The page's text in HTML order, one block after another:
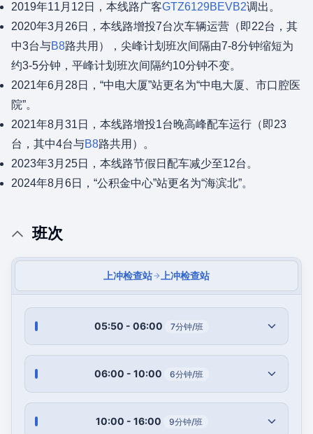
2019年11月12日，本线路广客GTZ6129BEVB2调出。
2020年3月26日，本线路增投7台次车辆运营（即22台，其
中3台与B8路共用），尖峰计划班次间隔由7-8分钟缩短为
约3-5分钟，平峰计划班次间隔约10分钟不变。
2021年6月28日，“中电大厦”站更名为“中电大厦、市口腔医
院”。
2021年8月31日，本线路增投1台晚高峰配车运行（即23
台，其中4台与B8路共用）。
2023年3月25日，本线路节假日配车减少至12台。
2024年8月6日，“公积金中心”站更名为“海滨北”。
班次
上冲检查站 上冲检查站
05:50 - 06:00 7分钟/班
06:00 - 10:00 6分钟/班
10:00 - 16:00 9分钟/班